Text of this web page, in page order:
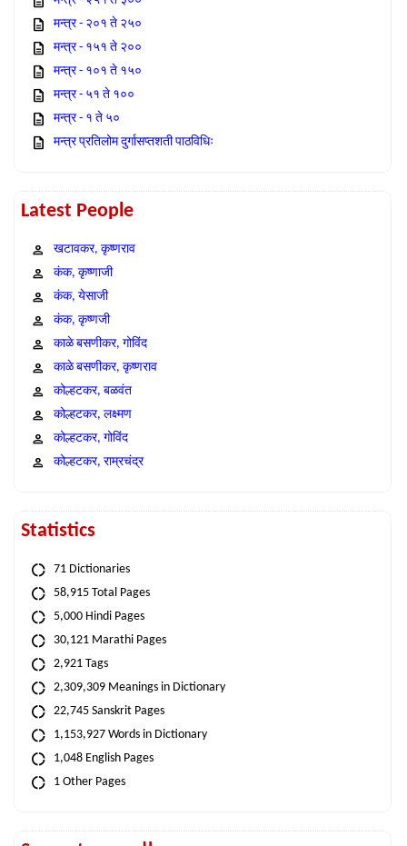
मन्त्र - २०१ ते २५०
मन्त्र - १५१ ते २००
मन्त्र - १०१ ते १५०
मन्त्र - ५१ ते १००
मन्त्र - १ ते ५०
मन्त्र प्रतिलोम दुर्गासप्तशती पाठविधिः
Latest People
खटावकर, कृष्णराव
कंक, कृष्णाजी
कंक, येसाजी
कंक, कृष्णजी
काळे बसणीकर, गोविंद
काळे बसणीकर, कृष्णराव
कोल्हटकर, बळवंत
कोल्हटकर, लक्ष्मण
कोल्हटकर, गोविंद
कोल्हटकर, राम्रचंद्र
Statistics
71 Dictionaries
58,915 Total Pages
5,000 Hindi Pages
30,121 Marathi Pages
2,921 Tags
2,309,309 Meanings in Dictionary
22,745 Sanskrit Pages
1,153,927 Words in Dictionary
1,048 English Pages
1 Other Pages